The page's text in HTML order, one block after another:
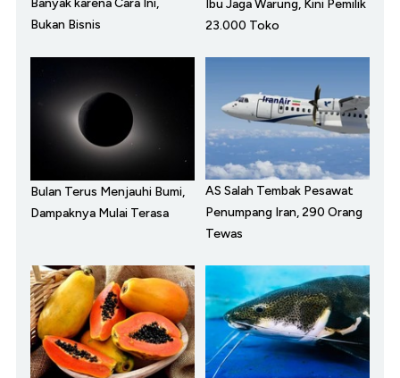
Banyak karena Cara Ini,
Bukan Bisnis
Ibu Jaga Warung, Kini Pemilik
23.000 Toko
Bulan Terus Menjauhi Bumi,
Dampaknya Mulai Terasa
AS Salah Tembak Pesawat
Penumpang Iran, 290 Orang
Tewas